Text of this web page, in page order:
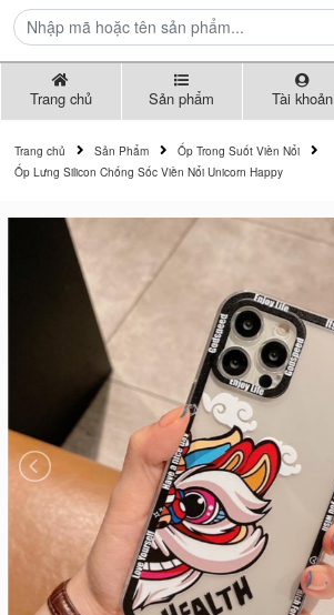
Trang chủ Sản phẩm Tài khoản
Trang chủ Sản Phẩm
Ốp Trong Suốt Viền Nổi
Ốp Lưng Silicon Chống Sốc Viền Nổi Unicorn Happy